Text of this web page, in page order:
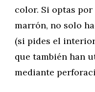
color. Si optas
marrón, no solo
(si pides el
que también han
mediante